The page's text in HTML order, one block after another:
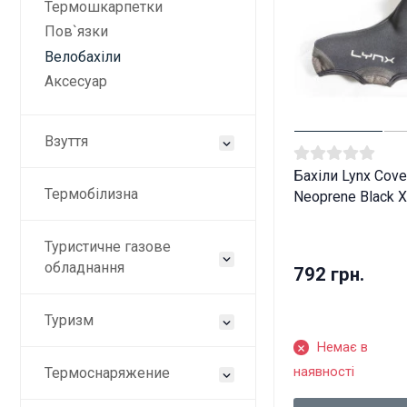
Термошкарпетки
Пов`язки
Велобахіли
Аксесуар
Взуття
Термобілизна
Туристичне газове
обладнання
Туризм
Термоснаряжение
Бахіли Lynx
Neoprene Black
792 грн.
Немає в
наявності